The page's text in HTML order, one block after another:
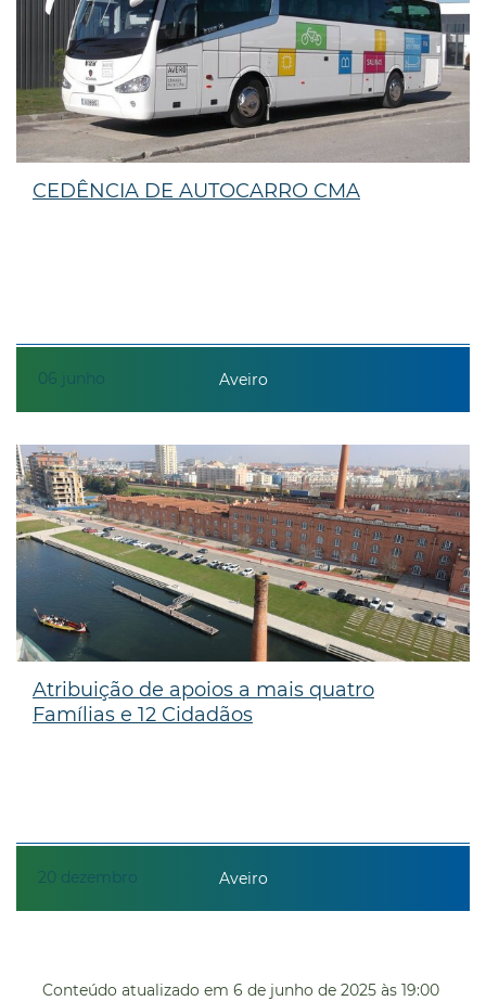
06 junho
CEDÊNCIA DE AUTOCARRO CMA
Aveiro
20 dezembro
Atribuição de apoios a mais quatro
Famílias e 12 Cidadãos
Aveiro
Conteúdo atualizado em 6 de junho de 2025 às 19:00